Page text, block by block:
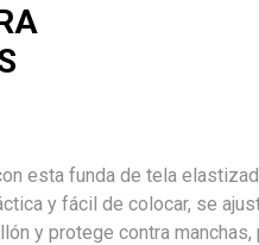
esta funda de tela
y fácil de colocar, se
y protege contra manchas,